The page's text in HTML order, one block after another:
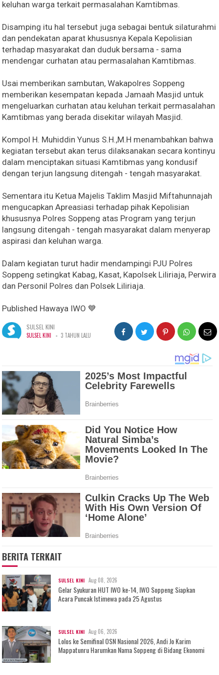
keluhan warga terkait permasalahan Kamtibmas.
Disamping itu hal tersebut juga sebagai bentuk silaturahmi
dan pendekatan aparat khususnya Kepala Kepolisian
terhadap masyarakat dan duduk bersama - sama
mendengar curhatan atau permasalahan Kamtibmas.
Usai memberikan sambutan, Wakapolres Soppeng
memberikan kesempatan kepada Jamaah Masjid untuk
mengeluarkan curhatan atau keluhan terkait permasalahan
Kamtibmas yang berada disekitar wilayah Masjid.
Kompol H. Muhiddin Yunus S.H.,M.H menambahkan bahwa
kegiatan tersebut akan terus dilaksanakan secara kontinyu
dalam menciptakan situasi Kamtibmas yang kondusif
dengan terjun langsung ditengah - tengah masyarakat.
Sementara itu Ketua Majelis Taklim Masjid Miftahunnajah
mengucapkan Apreasiasi terhadap pihak Kepolisian
khususnya Polres Soppeng atas Program yang terjun
langsung ditengah - tengah masyarakat dalam menyerap
aspirasi dan keluhan warga.
Dalam kegiatan turut hadir mendampingi PJU Polres
Soppeng setingkat Kabag, Kasat, Kapolsek Liliriaja, Perwira
dan Personil Polres dan Polsek Liliriaja.
Published Hawaya IWO 💙
SULSEL KINI
SULSEL KINI - 3 TAHUN LALU
BERITA TERKAIT
SULSEL KINI Aug 08, 2026
Gelar Syukuran HUT IWO ke-14, IWO Soppeng Siapkan
Acara Puncak Istimewa pada 25 Agustus
SULSEL KINI Aug 06, 2026
Lolos ke Semifinal OSN Nasional 2026, Andi Jo Karim
Mappatunru Harumkan Nama Soppeng di Bidang Ekonomi